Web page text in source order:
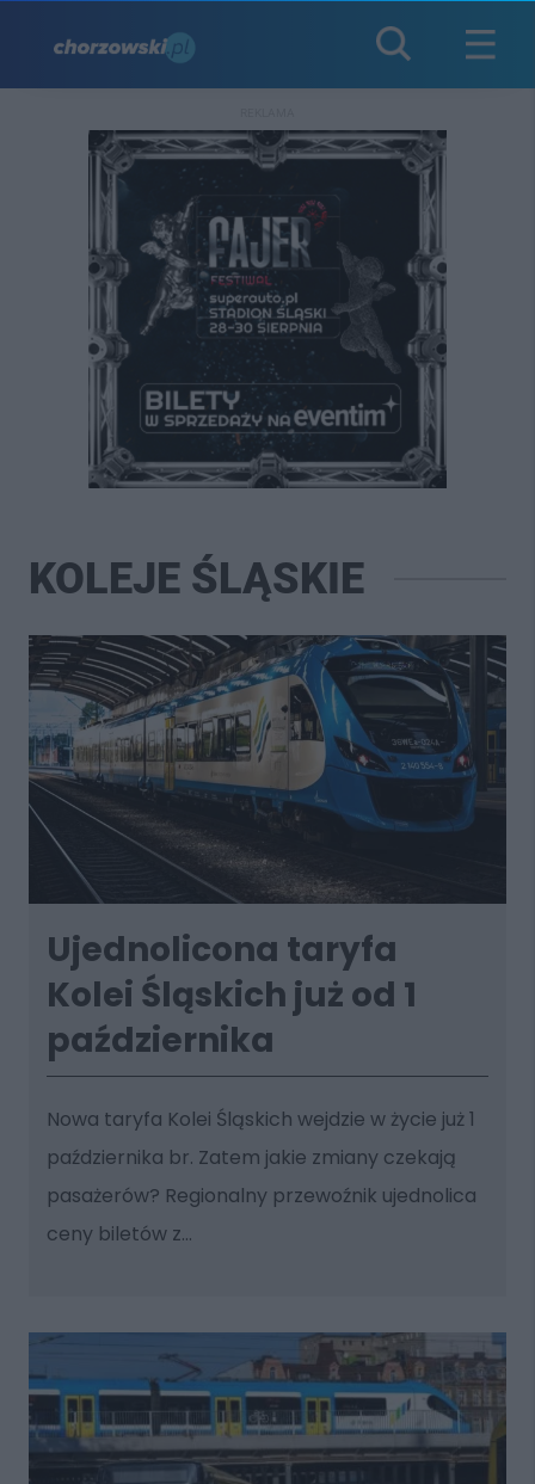
KOLEJE ŚLĄSKIE
Ujednolicona taryfa
Kolei Śląskich już od 1
października
Nowa taryfa Kolei Śląskich wejdzie w życie już 1
października br. Zatem jakie zmiany czekają
pasażerów? Regionalny przewoźnik ujednolica
ceny biletów z...